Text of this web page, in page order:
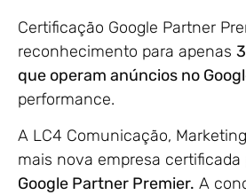
Certificação Google Partner
reconhecimento para apenas
que operam anúncios no
performance.
A LC4 Comunicação,
mais nova empresa certificada
Google Partner Premier. A